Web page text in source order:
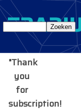
"Thank
you
for
subscription!